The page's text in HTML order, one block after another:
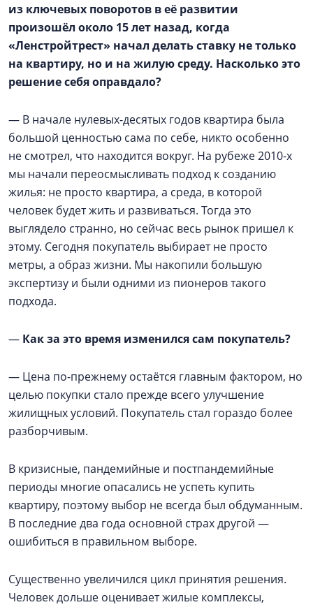
из ключевых поворотов в её развитии
произошёл около 15 лет назад, когда
«Ленстройтрест» начал делать ставку не только
на квартиру, но и на жилую среду. Насколько это
решение себя оправдало?
— В начале нулевых-десятых годов квартира была
большой ценностью сама по себе, никто особенно
не смотрел, что находится вокруг. На рубеже 2010-х
мы начали переосмысливать подход к созданию
жилья: не просто квартира, а среда, в которой
человек будет жить и развиваться. Тогда это
выглядело странно, но сейчас весь рынок пришел к
этому. Сегодня покупатель выбирает не просто
метры, а образ жизни. Мы накопили большую
экспертизу и были одними из пионеров такого
подхода.
— Как за это время изменился сам покупатель?
— Цена по-прежнему остаётся главным фактором, но
целью покупки стало прежде всего улучшение
жилищных условий. Покупатель стал гораздо более
разборчивым.
В кризисные, пандемийные и постпандемийные
периоды многие опасались не успеть купить
квартиру, поэтому выбор не всегда был обдуманным.
В последние два года основной страх другой —
ошибиться в правильном выборе.
Существенно увеличился цикл принятия решения.
Человек дольше оценивает жилые комплексы,